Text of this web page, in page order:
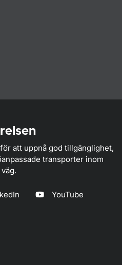
att uppnå god tillgänglighet,
transporter inom
YouTube